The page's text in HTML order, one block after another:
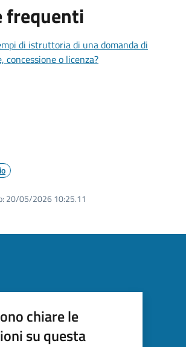
frequenti
di istruttoria di una domanda di
concessione o licenza?
20/05/2026 10:25.11
chiare le
su questa